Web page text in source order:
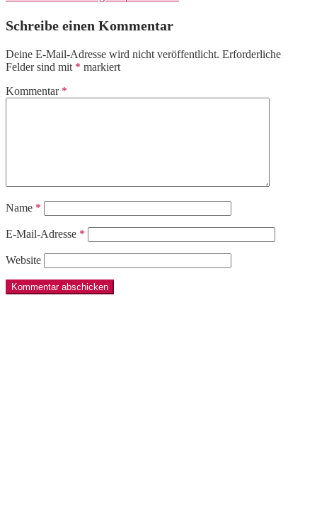
Schreibe einen Kommentar
Deine E-Mail-Adresse wird nicht veröffentlicht. Erforderliche
Felder sind mit * markiert
Kommentar *
Name *
E-Mail-Adresse *
Website